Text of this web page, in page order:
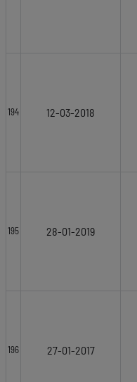
194 12-03-2018
195 28-01-2019
196 27-01-2017